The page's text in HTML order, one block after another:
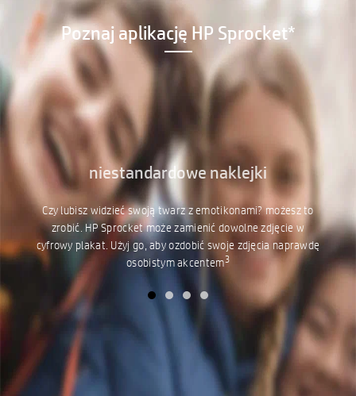
Poznaj aplikację HP Sprocket*
niestandardowe naklejki
Czy lubisz widzieć swoją twarz z emotikonami? możesz to
zrobić. HP Sprocket może zamienić dowolne zdjęcie w
cyfrowy plakat. Użyj go, aby ozdobić swoje zdjęcia naprawdę
osobistym akcentem3